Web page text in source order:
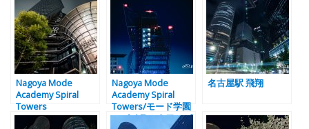
Nagoya Mode
Academy Spiral
Towers
Nagoya Mode
Academy Spiral
Towers/モード学園
スパイラルタワーズ
名古屋駅 飛翔